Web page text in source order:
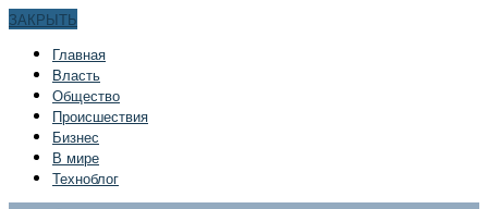
ЗАКРЫТЬ
Главная
Bласть
Общество
Происшествия
Бизнес
В мире
Техноблог